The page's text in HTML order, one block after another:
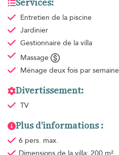
Services:
Entretien de la piscine
Jardinier
Gestionnaire de la villa
Massage
Ménage deux fois par semaine
Divertissement:
TV
Plus d'informations :
6 pers. max.